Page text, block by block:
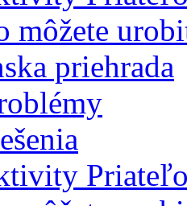
môžete
priehrada